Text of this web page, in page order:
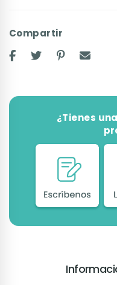
Compartir
¿Tienes